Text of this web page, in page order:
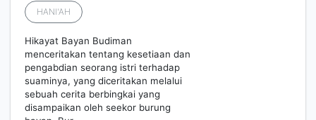
HANI'AH
Hikayat Bayan Budiman
menceritakan tentang kesetiaan dan
pengabdian seorang istri terhadap
suaminya, yang diceritakan melalui
sebuah cerita berbingkai yang
disampaikan oleh seekor burung